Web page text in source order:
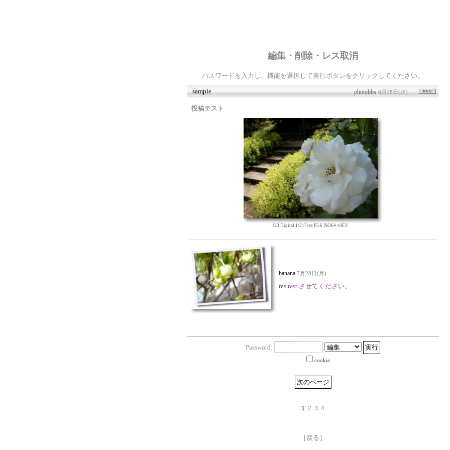
編集・削除・レス取消
パスワードを入力し、機能を選択して実行ボタンをクリックしてください。
sample photobbs 6月18日(水)
投稿テスト
GR Digital 1/217sec F5.6 ISO64 ±0EV
banana 7月28日(月)
res test させてください。
Password:
cookie
1 2 3 4
［戻る］